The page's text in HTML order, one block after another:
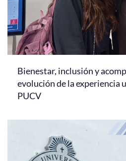
Bienestar, inclusión y
evolución de la experiencia
PUCV